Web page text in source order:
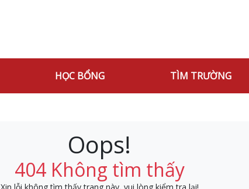
HỌC BỔNG TÌM TRƯỜNG
Oops!
404 Không tìm thấy